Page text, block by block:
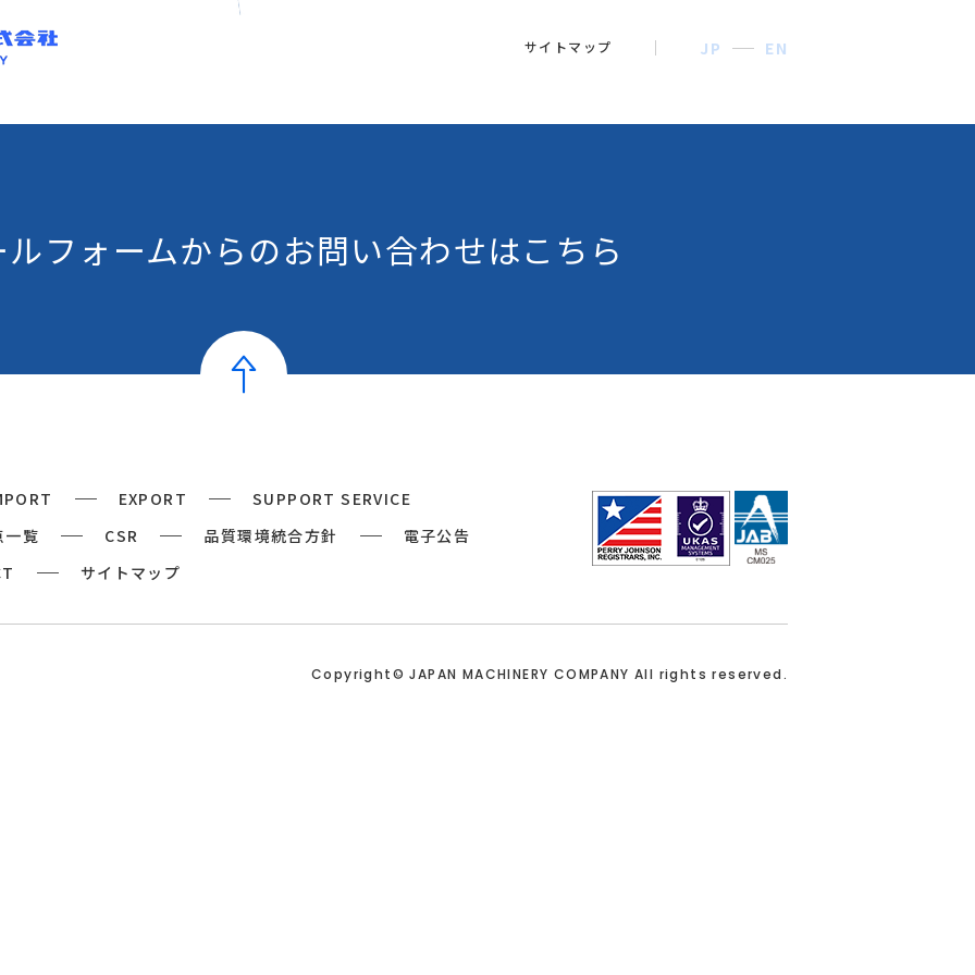
サイトマップ JP EN
フォームからのお問い合わせはこちら
EXPORT
SUPPORT SERVICE
一覧
CSR 品質環境統合方針
電子公告
サイトマップ
Copyright© JAPAN MACHINERY COMPANY All rights reserved.